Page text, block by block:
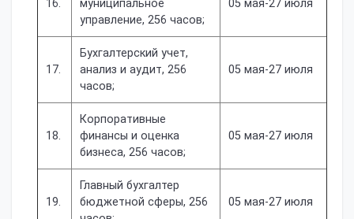
16.
муниципальное
управление, 256 часов;
05 мая-27 июля
17.
Бухгалтерский учет,
анализ и аудит, 256
часов;
05 мая-27 июля
18.
Корпоративные
финансы и оценка
бизнеса, 256 часов;
05 мая-27 июля
19.
Главный бухгалтер
бюджетной сферы, 256
05 мая-27 июля